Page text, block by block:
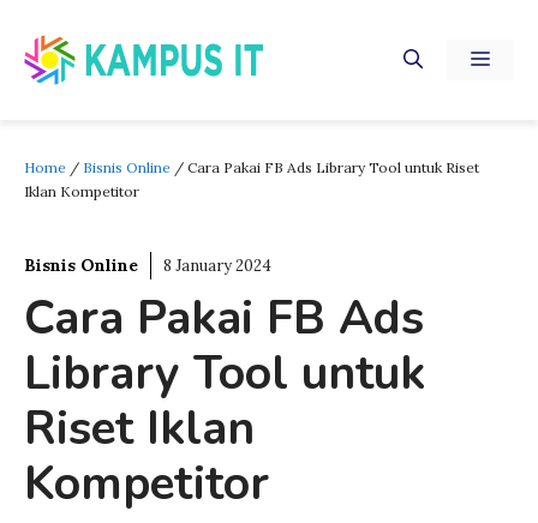
content
Home / Bisnis Online / Cara Pakai FB Ads Library Tool untuk Riset
Iklan Kompetitor
Bisnis Online 8 January 2024
Cara Pakai FB Ads
Library Tool untuk
Riset Iklan
Kompetitor